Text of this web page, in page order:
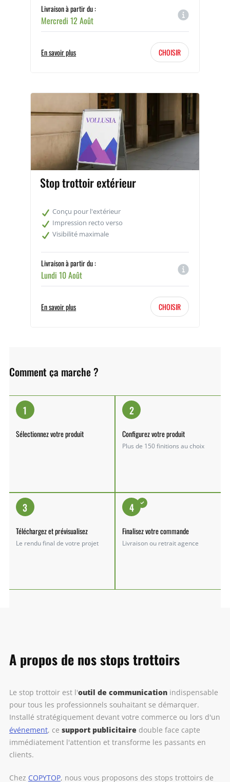
Livraison à partir du :
Mercredi 12 Août
En savoir plus CHOISIR
Stop trottoir extérieur
Conçu pour l'extérieur
Impression recto verso
Visibilité maximale
Livraison à partir du :
Lundi 10 Août
En savoir plus CHOISIR
Comment ça marche ?
1
Sélectionnez votre produit
2
Configurez votre produit
Plus de 150 finitions au choix
3
Téléchargez et prévisualisez
Le rendu final de votre projet
4
Finalisez votre commande
Livraison ou retrait agence
A propos de nos stops trottoirs
Le stop trottoir est l'outil de communicationindispensable
pour tous les professionnels souhaitant se démarquer.
Installé stratégiquement devant votre commerce ou lors d'un
événement, ce support publicitaire double face capte
immédiatement l'attention et transforme les passants en
clients.
Chez COPYTOP, nous vous proposons des stops trottoirs de